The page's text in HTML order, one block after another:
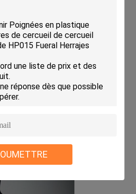
d'armoire de bureau 6009 en métal